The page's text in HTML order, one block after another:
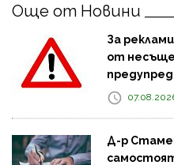
Още от Новини
За
от
Д-р